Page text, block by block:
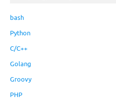
bash
Python
C/C++
Golang
Groovy
PHP